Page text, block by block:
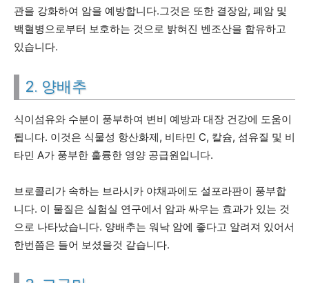
관을 강화하여 암을 예방합니다.그것은 또한 결장암, 폐암 및
백혈병으로부터 보호하는 것으로 밝혀진 벤조산을 함유하고
있습니다.
2. 양배추
식이섬유와 수분이 풍부하여 변비 예방과 대장 건강에 도움이
됩니다. 이것은 식물성 항산화제, 비타민 C, 칼슘, 섬유질 및 비
타민 A가 풍부한 훌륭한 영양 공급원입니다.
브로콜리가 속하는 브라시카 야채과에도 설포라판이 풍부합
니다. 이 물질은 실험실 연구에서 암과 싸우는 효과가 있는 것
으로 나타났습니다. 양배추는 워낙 암에 좋다고 알려져 있어서
한번쯤은 들어 보셨을것 같습니다.